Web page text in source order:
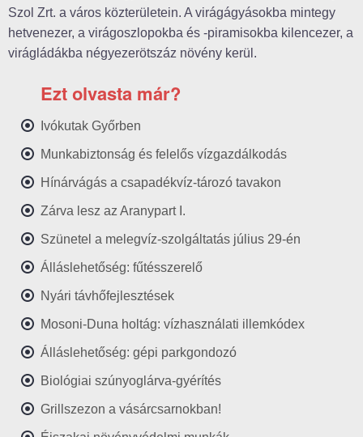
Szol Zrt. a város közterületein. A virágágyásokba mintegy
hetvenezer, a virágoszlopokba és -piramisokba kilencezer, a
virágládákba négyezerötszáz növény kerül.
Ezt olvasta már?
Ivókutak Győrben
Munkabiztonság és felelős vízgazdálkodás
Hínárvágás a csapadékvíz-tározó tavakon
Zárva lesz az Aranypart I.
Szünetel a melegvíz-szolgáltatás július 29-én
Álláslehetőség: fűtésszerelő
Nyári távhőfejlesztések
Mosoni-Duna holtág: vízhasználati illemkódex
Álláslehetőség: gépi parkgondozó
Biológiai szúnyoglárva-gyérítés
Grillszezon a vásárcsarnokban!